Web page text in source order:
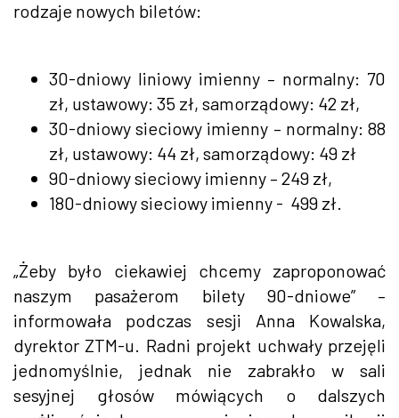
rodzaje nowych biletów:
30-dniowy liniowy imienny – normalny: 70
zł, ustawowy: 35 zł, samorządowy: 42 zł,
30-dniowy sieciowy imienny – normalny: 88
zł, ustawowy: 44 zł, samorządowy: 49 zł
90-dniowy sieciowy imienny – 249 zł,
180-dniowy sieciowy imienny - 499 zł.
„Żeby było ciekawiej chcemy zaproponować
naszym pasażerom bilety 90-dniowe” –
informowała podczas sesji Anna Kowalska,
dyrektor ZTM-u. Radni projekt uchwały przejęli
jednomyślnie, jednak nie zabrakło w sali
sesyjnej głosów mówiących o dalszych